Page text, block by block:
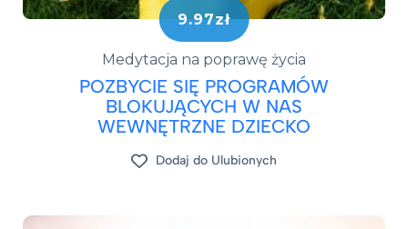
9.97zł
Medytacja na poprawę życia
POZBYCIE SIĘ PROGRAMÓW
BLOKUJĄCYCH W NAS
WEWNĘTRZNE DZIECKO
Dodaj do Ulubionych